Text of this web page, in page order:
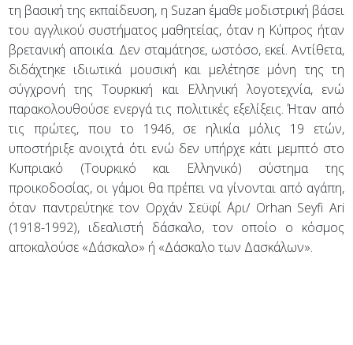
τη βασική της εκπαίδευση, η Suzan έμαθε μοδιστρική βάσει
του αγγλικού συστήματος μαθητείας, όταν η Κύπρος ήταν
βρετανική αποικία. Δεν σταμάτησε, ωστόσο, εκεί. Αντίθετα,
διδάχτηκε ιδιωτικά μουσική και μελέτησε μόνη της τη
σύγχρονή της Τουρκική και Ελληνική λογοτεχνία, ενώ
παρακολουθούσε ενεργά τις πολιτικές εξελίξεις. Ήταν από
τις πρώτες, που το 1946, σε ηλικία μόλις 19 ετών,
υποστήριξε ανοιχτά ότι ενώ δεν υπήρχε κάτι μεμπτό στο
Κυπριακό (Τουρκικό και Ελληνικό) σύστημα της
προικοδοσίας, οι γάμοι θα πρέπει να γίνονται από αγάπη,
όταν παντρεύτηκε τον Ορχάν Σεϋφί ΄Αρι/ Orhan Seyfi Ari
(1918-1992), ιδεαλιστή δάσκαλο, τον οποίο ο κόσμος
αποκαλούσε «Δάσκαλο» ή «Δάσκαλο των Δασκάλων».